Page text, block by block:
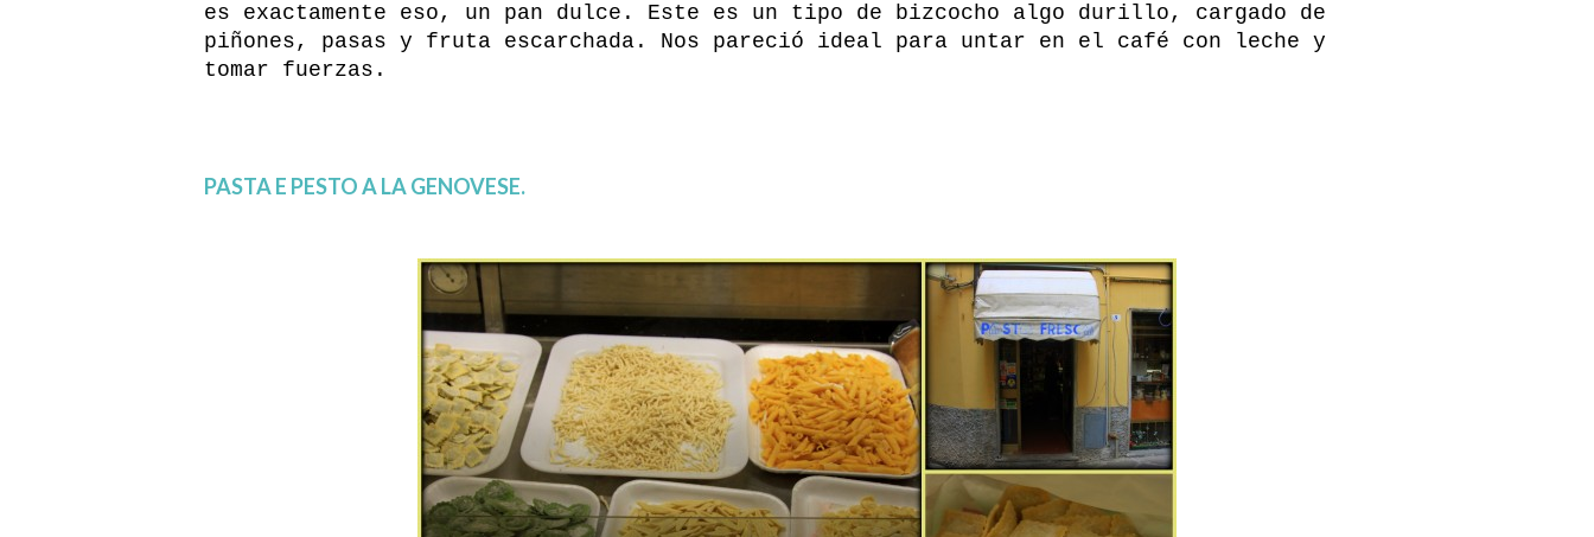
es exactamente eso, un pan dulce. Este es un tipo de bizcocho algo durillo, cargado de
piñones, pasas y fruta escarchada. Nos pareció ideal para untar en el café con leche y
tomar fuerzas.
PASTA E PESTO A LA GENOVESE.